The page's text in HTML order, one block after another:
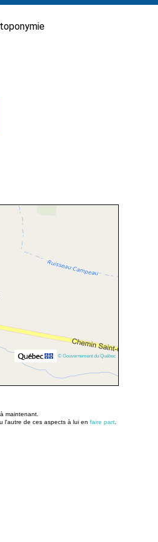
© Gouvernement du Québec
maintenant.
l'autre de ces aspects à lui en faire part